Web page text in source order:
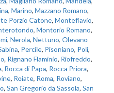
, Marino, Mazzano Romano,
Porzio Catone, Monteflavio,
, Montorio Romano,
, Nerola, Nettuno, Olevano
, Percile, Pisoniano, Poli,
, Rignano Flaminio, Riofreddo,
, Rocca di Papa, Rocca Priora,
, Roiate, Roma, Roviano,
, San Gregorio da Sassola, San